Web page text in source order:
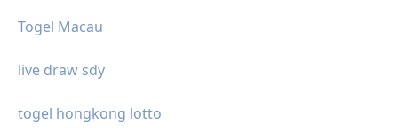
Togel Macau
live draw sdy
togel hongkong lotto